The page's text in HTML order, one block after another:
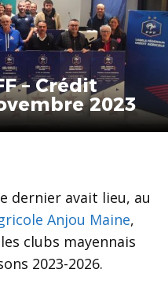
– Crédit
2023
dernier avait lieu, au
Anjou Maine,
clubs mayennais
2023-2026.